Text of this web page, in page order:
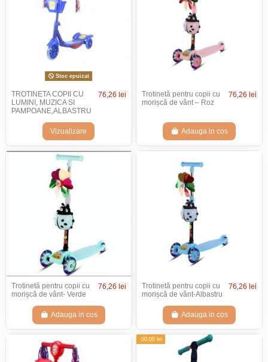
Stoc epuizat
TROTINETA COPII CU
LUMINI, MUZICA SI
PAMPOANE,ALBASTRU
76,26 lei
Vizualizare
Trotinetă pentru copii cu
morișcă de vânt – Roz
76,26 lei
Adauga in cos
Trotinetă pentru copii cu
morișcă de vânt- Verde
76,26 lei
Adauga in cos
Trotinetă pentru copii cu
morișcă de vânt-Albastru
76,26 lei
Adauga in cos
-50,00 lei